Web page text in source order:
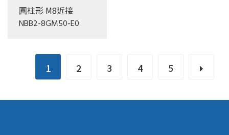
圓柱形 M8近接
NBB2-8GM50-E0
1 2 3 4 5